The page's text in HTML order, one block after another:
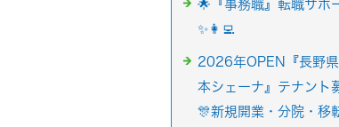
🌟『事務職』転職サポ
✨👩‍💻
2026年OPEN『長野
本シェーナ』テナント
🎊新規開業・分院・移